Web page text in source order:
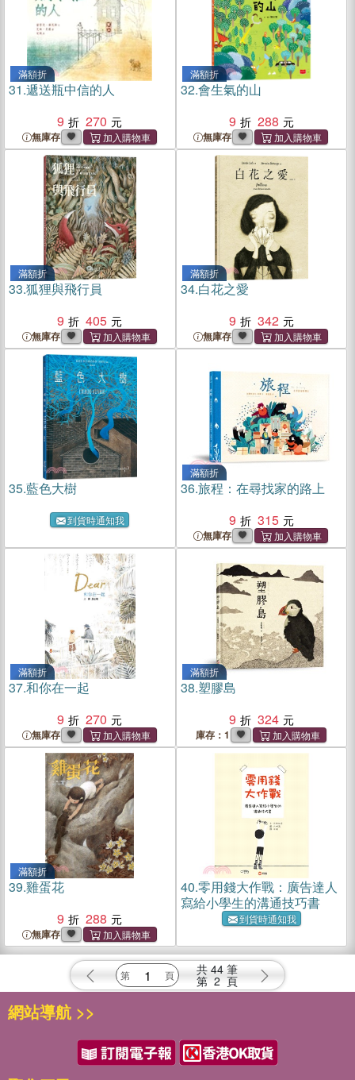
滿額折
31.遞送瓶中信的人
9
270
無庫存
滿額折
32.會生氣的山
9
288
無庫存
滿額折
33.狐狸與飛行員
9
405
無庫存
滿額折
34.白花之愛
9
342
無庫存
35.藍色大樹
到貨時通知我
滿額折
36.旅程：在尋找家的路上
9
315
無庫存
滿額折
37.和你在一起
9
270
無庫存
滿額折
38.塑膠島
9
324
庫存：1
滿額折
39.雞蛋花
9
288
無庫存
40.零用錢大作戰：廣告達人
寫給小學生的溝通技巧書
到貨時通知我
共 44 筆
第 2 頁
網站導航 >>